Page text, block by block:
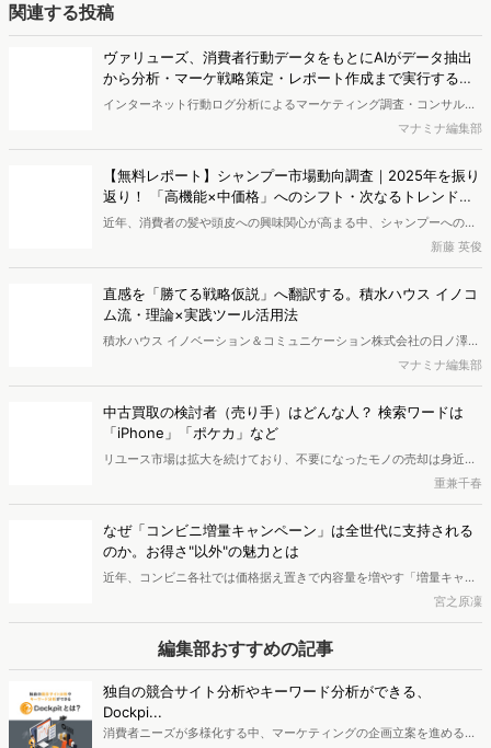
関連する投稿
ヴァリューズ、消費者行動データをもとにAIがデータ抽出
から分析・マーケ戦略策定・レポート作成まで実行する
「Dockpit AIエージェント」を提供開始
インターネット行動ログ分析によるマーケティング調査・コンサルテ
ィングサービスを提供する株式会社ヴァリューズは、国内最大規模
250万人のWeb行動ログデータを基盤としたマーケティングリサーチ
エンジン「Dockpit（ドックピット）」の新機能として、AIが市場分
析から仮説構築、レポート作成までを自律的にサポートする
「Dockpit AIエージェント」の提供を開始いたしました。
マナミナ編集部
【無料レポート】シャンプー市場動向調査｜2025年を振り
返り！ 「高機能×中価格」へのシフト・次なるトレンドの
兆し
近年、消費者の髪や頭皮への興味関心が高まる中、シャンプーへの支
出額は増加傾向にあります。本レポートでは、独自のWeb行動ログデ
ータをもとに2025年のシャンプー市場を分析しました。その結果、
検討段階において、高い外部評価（口コミやベストコスメ受賞など）
と優れた機能性を両立した「中価格帯の新興ブランド」へ支持がシフ
トしている実態が明らかとなりました。また、長年の実績とステータ
スを誇る高価格帯ブランドも根強い支持を集めています。さらに次な
るトレンドとして、香りの変化や、タイパ・衛生面に優れる「吊り下
げパウチ」の普及の兆しについても考察します。
新藤 英俊
直感を「勝てる戦略仮説」へ翻訳する。積水ハウス イノコ
ム流・理論×実践ツール活用法
積水ハウス イノベーション＆コミュニケーション株式会社の日ノ澤恵
莉氏と株式会社ヴァリューズ取締役副社長・後藤賢治が対談。日ノ澤
氏が提唱する5Sフレームワークとその実践について語り合いました。
マナミナ編集部
中古買取の検討者（売り手）はどんな人？ 検索ワードは
「iPhone」「ポケカ」など
リユース市場は拡大を続けており、不要になったモノの売却は身近な
選択肢になりつつあります。ではリユース市場における「売り手」は
どのような人なのでしょうか。今回は「買取」検索者の検索キーワー
ドや属性、興味関心を分析し、買取サービスを利用する消費者像を探
りました。
重兼千春
なぜ「コンビニ増量キャンペーン」は全世代に支持される
のか。お得さ"以外"の魅力とは
近年、コンビニ各社では価格据え置きで内容量を増やす「増量キャン
ペーン」が相次いで実施されています。物価高が続く中、分かりやす
いお得感を訴求できる施策として、消費者からの関心も高まっている
ようです。一方で、増量キャンペーンは単なる節約ニーズだけでな
く、新商品や話題性への関心とも結びついている可能性があります。
本記事では、検索データや行動データをもとに、コンビニ各社の取り
組みと関心者の特徴を分析し、増量キャンペーンが支持される背景を
探ります。
宮之原凜
編集部おすすめの記事
独自の競合サイト分析やキーワード分析ができる、
Dockpi...
消費者ニーズが多様化する中、マーケティングの企画立案を進める上